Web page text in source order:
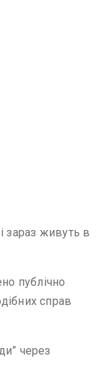
зараз живуть в
публічно
справ
через